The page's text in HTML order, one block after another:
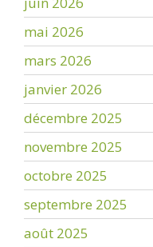
mai 2026
mars 2026
janvier 2026
décembre 2025
novembre 2025
octobre 2025
septembre 2025
août 2025